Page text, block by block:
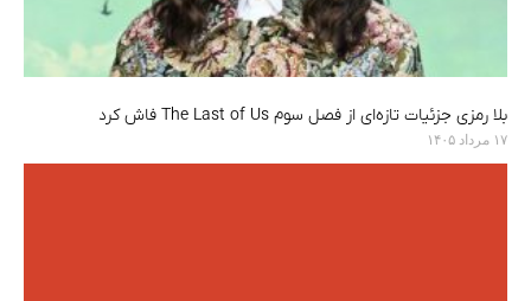
بلا رمزی جزئیات تازه‌ای از فصل سوم The Last of Us فاش کرد
۱۷ مرداد ۱۴۰۵